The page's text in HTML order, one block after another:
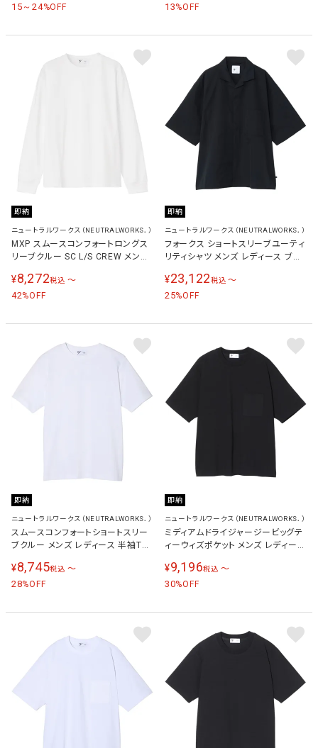
15～24%OFF 13%OFF
即納
ニュートラルワークス（NEUTRALWORKS．）
MXP スムースコンフォートロングス
リーブクルー SC L/S CREW メンズ
KSU34141 W
¥8,272税込 〜
42%OFF
即納
ニュートラルワークス（NEUTRALWORKS．）
フォークス ショートスリーブユーティ
リティシャツ メンズ レディース ブラ
¥23,122税込 〜
25%OFF
即納
ニュートラルワークス（NEUTRALWORKS．）
スムースコンフォートショートスリー
ブクルー メンズ レディース 半袖Tシ
¥8,745税込 〜
28%OFF
即納
ニュートラルワークス（NEUTRALWORKS．）
ミディアムドライジャージービッグテ
ィーウィズポケット メンズ レディース
¥9,196税込 〜
30%OFF